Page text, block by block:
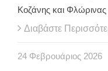
Κοζάνης και Φλώρινας
Διαβάστε
24 Φεβρουάριος 2026